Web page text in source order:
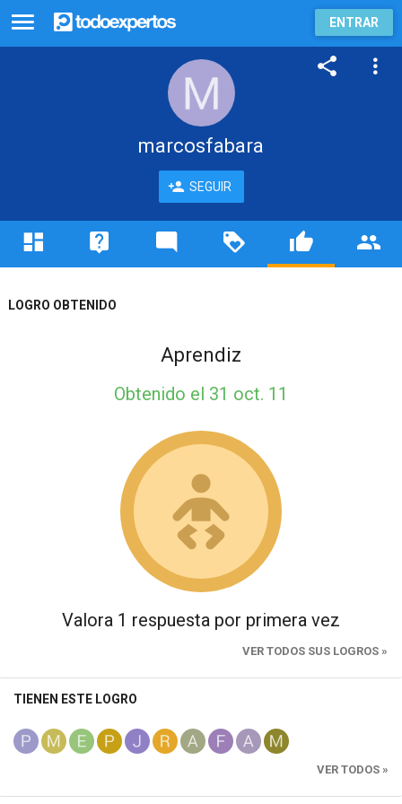
ENTRAR
marcosfabara
SEGUIR
LOGRO OBTENIDO
Aprendiz
Obtenido el 31 oct. 11
Valora 1 respuesta por primera vez
VER TODOS SUS LOGROS »
TIENEN ESTE LOGRO
VER TODOS »